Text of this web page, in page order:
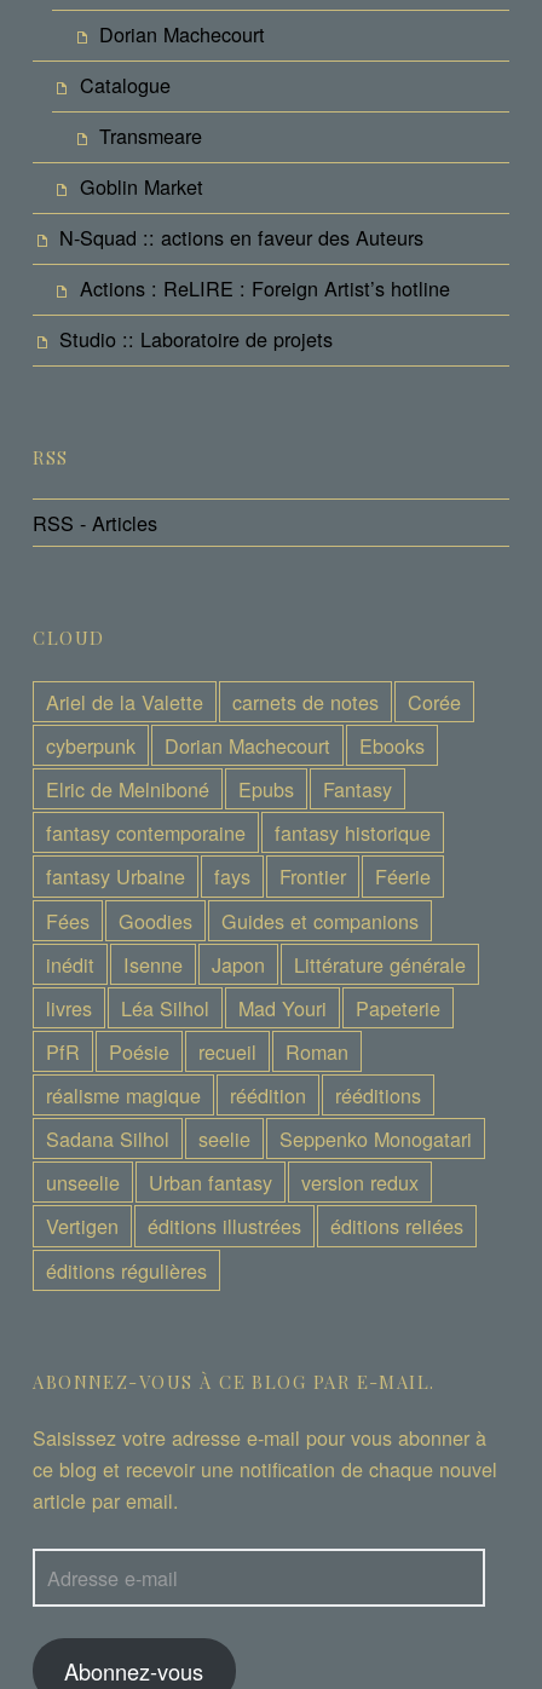
Dorian Machecourt
Catalogue
Transmeare
Goblin Market
N-Squad :: actions en faveur des Auteurs
Actions : ReLIRE : Foreign Artist’s hotline
Studio :: Laboratoire de projets
RSS
RSS - Articles
CLOUD
Ariel de la Valette carnets de notes
Corée
cyberpunk
Dorian Machecourt
Ebooks
Elric de Melniboné
Epubs
Fantasy
fantasy contemporaine
fantasy historique
fantasy Urbaine
fays Frontier
Féerie
Fées
Goodies
Guides et companions
inédit
Isenne Japon
Littérature générale
livres
Léa Silhol Mad Youri
Papeterie
PfR
Poésie recueil
Roman
réalisme magique
réédition
rééditions
Sadana Silhol
seelie
Seppenko Monogatari
unseelie
Urban fantasy
version redux
Vertigen
éditions illustrées
éditions reliées
éditions régulières
ABONNEZ-VOUS À CE BLOG PAR E-MAIL.
Saisissez votre adresse e-mail pour vous abonner à
ce blog et recevoir une notification de chaque nouvel
article par email.
e-
Abonnez-vous